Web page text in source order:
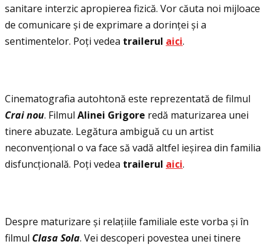
sanitare interzic apropierea fizică. Vor căuta noi mijloace
de comunicare și de exprimare a dorinţei și a
sentimentelor. Poţi vedea trailerul aici.
Cinematografia autohtonă este reprezentată de filmul
Crai nou. Filmul Alinei Grigore redă maturizarea unei
tinere abuzate. Legătura ambiguă cu un artist
neconvenţional o va face să vadă altfel ieșirea din familia
disfuncţională. Poţi vedea trailerul aici.
Despre maturizare și relaţiile familiale este vorba și în
filmul Clasa Sola. Vei descoperi povestea unei tinere